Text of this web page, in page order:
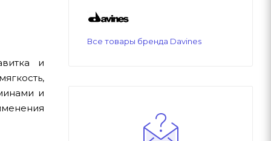
и
и
Все товары бренда Davines